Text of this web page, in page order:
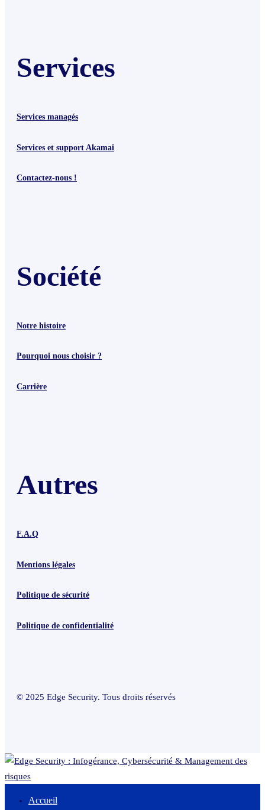
Services
Services managés
Services et support Akamai
Contactez-nous !
Société
Notre histoire
Pourquoi nous choisir ?
Carrière
Autres
F.A.Q
Mentions légales
Politique de sécurité
Politique de confidentialité
© 2025 Edge Security. Tous droits réservés
Accueil